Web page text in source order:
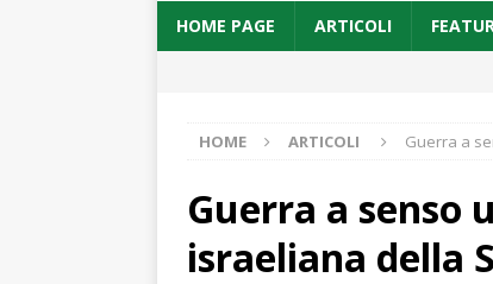
HOME PAGE ARTICOLI
HOME ARTICOLI Guerra a
Guerra a senso
israeliana della